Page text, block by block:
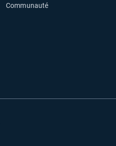
Communauté
fenêtre
dans une nouvelle fenêtre